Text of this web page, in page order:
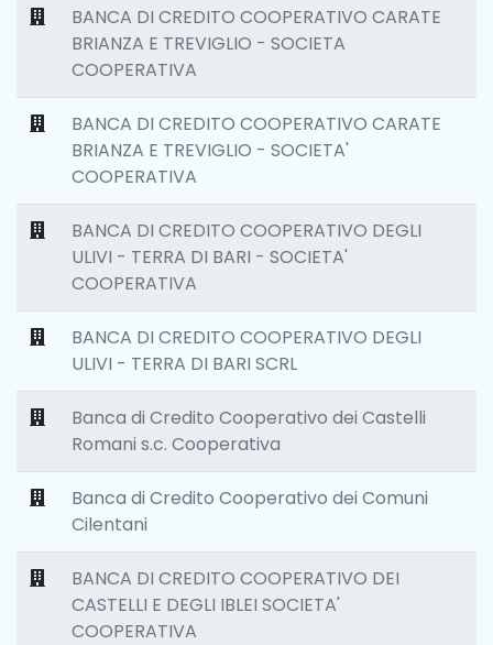
BANCA DI CREDITO COOPERATIVO CARATE
BRIANZA E TREVIGLIO - SOCIETA
COOPERATIVA
BANCA DI CREDITO COOPERATIVO CARATE
BRIANZA E TREVIGLIO - SOCIETA'
COOPERATIVA
BANCA DI CREDITO COOPERATIVO DEGLI
ULIVI - TERRA DI BARI - SOCIETA'
COOPERATIVA
BANCA DI CREDITO COOPERATIVO DEGLI
ULIVI - TERRA DI BARI SCRL
Banca di Credito Cooperativo dei Castelli
Romani s.c. Cooperativa
Banca di Credito Cooperativo dei Comuni
Cilentani
BANCA DI CREDITO COOPERATIVO DEI
CASTELLI E DEGLI IBLEI SOCIETA'
COOPERATIVA